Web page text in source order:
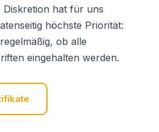
Diskretion hat für uns
höchste Priorität:
ob alle
eingehalten werden.